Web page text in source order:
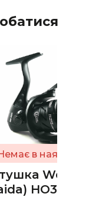
в наявності
Weida
HO30A